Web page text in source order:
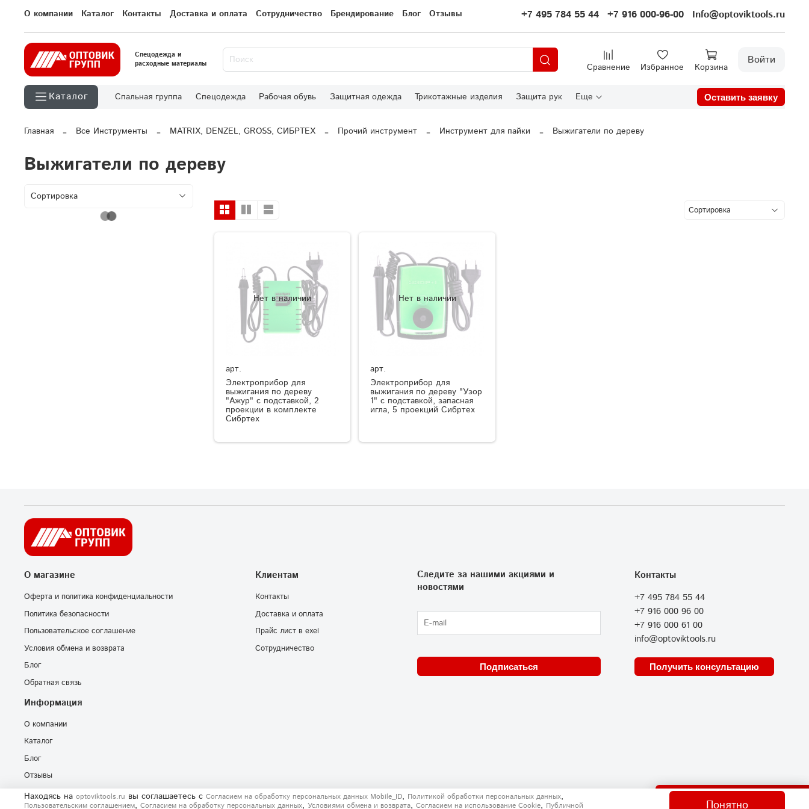
О компании Каталог Контакты Доставка и оплата Сотрудничество Брендирование Блог Отзывы +7 495 784 55 44 +7 916 000-96-00 Info@optoviktools.ru
Спецодежда и
расходные материалы
Сравнение Избранное Корзина
Войти
Каталог Спальная группа Спецодежда Рабочая обувь Защитная одежда Трикотажные изделия Защита рук Еще Оставить заявку
Главная Все Инструменты MATRIX, DENZEL, GROSS, СИБРТЕХ Прочий инструмент Инструмент для пайки Выжигатели по дереву
Выжигатели по дереву
Нет в наличии
арт.
Электроприбор для
выжигания по дереву
"Ажур" с подставкой, 2
проекции в комплекте
Сибртех
Нет в наличии
арт.
Электроприбор для
выжигания по дереву "Узор
1" с подставкой, запасная
игла, 5 проекций Сибртех
О магазине
Оферта и политика конфиденциальности
Политика безопасности
Пользовательское соглашение
Условия обмена и возврата
Блог
Обратная связь
Клиентам
Контакты
Доставка и оплата
Прайс лист в exel
Сотрудничество
Информация
О компании
Каталог
Блог
Отзывы
Контакты
+7 495 784 55 44
+7 916 000 96 00
+7 916 000 61 00
info@optoviktools.ru
Получить консультацию
Следите за нашими акциями и
новостями
Подписаться
Находясь на optoviktools.ru вы соглашаетесь с Согласием на обработку персональных данных Mobile_ID, Политикой обработки персональных данных,
Пользовательским соглашением, Согласием на обработку персональных данных, Условиями обмена и возврата, Согласием на использование Сookie, Публичной Понятно
Отправить нам сообщение